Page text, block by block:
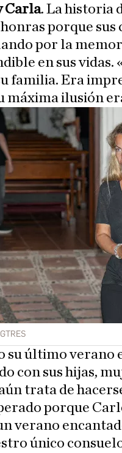
Carla. La historia
porque
por la
en sus vidas.
familia. Era
máxima ilusión
GTRES
su último verano
con sus hijas,
trata de
porque
verano
único